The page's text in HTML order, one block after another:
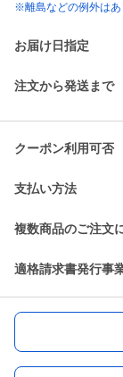
※離島などの例外はあ
お届け日指定
注文から発送まで
クーポン利用可否
支払い方法
複数商品のご注文
適格請求書発行事